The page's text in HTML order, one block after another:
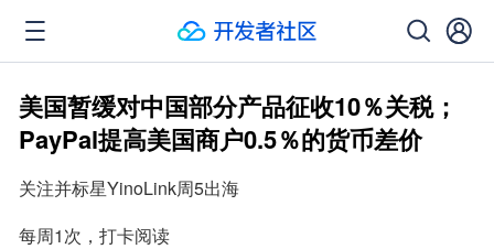
美国暂缓对中国部分产品征收10％关税；
PayPal提高美国商户0.5％的货币差价
关注并标星YinoLink周5出海
每周1次，打卡阅读